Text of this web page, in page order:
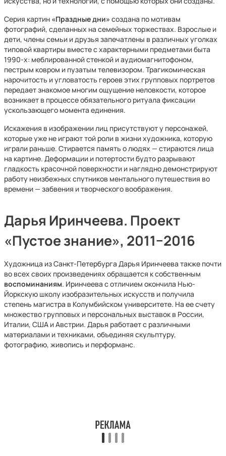
Серия картин «Праздные дни» создана по мотивам
фотографий, сделанных на семейных торжествах. Взрослые и
дети, члены семьи и друзья запечатлены в различных уголках
типовой квартиры вместе с характерными предметами быта
1990-х: меблированной стенкой и аудиомагнитофоном,
пестрым ковром и пузатым телевизором. Трагикомическая
нарочитость и угловатость героев этих групповых портретов
передает знакомое многим ощущение неловкости, которое
возникает в процессе обязательного ритуала фиксации
ускользающего момента единения.
Искажения в изображении лиц присутствуют у персонажей,
которые уже не играют той роли в жизни художника, которую
играли раньше. Стирается память о людях — стираются лица
на картине. Деформации и потертости будто разрывают
гладкость красочной поверхности и наглядно демонстрируют
работу неизбежных спутников ментального путешествия во
времени — забвения и творческого воображения.
Дарья Иринчеева. Проект
«Пустое знание», 2011−2016
Художница из Санкт-Петербурга Дарья Иринчеева также почти
во всех своих произведениях обращается к собственным
воспоминаниям. Иринчеева с отличием окончила Нью-
Йоркскую школу изобразительных искусств и получила
степень магистра в Колумбийском университете. На ее счету
множество групповых и персональных выставок в России,
Италии, США и Австрии. Дарья работает с различными
материалами и техниками, объединяя скульптуру,
фотографию, живопись и перформанс.